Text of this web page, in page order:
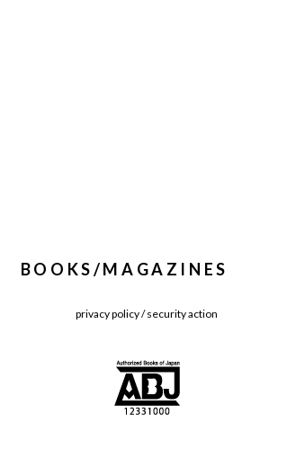
BOOKS/MAGAZINES
privacy policy/security action